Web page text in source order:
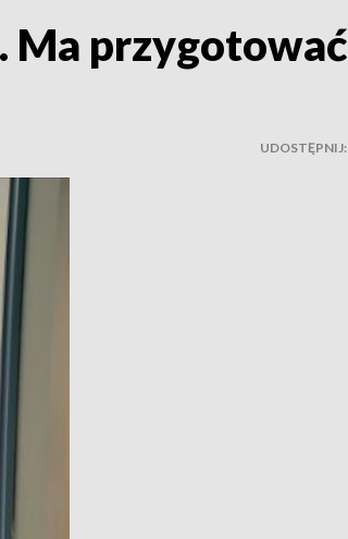
Ma przygotować
UDOSTĘPNIJ: